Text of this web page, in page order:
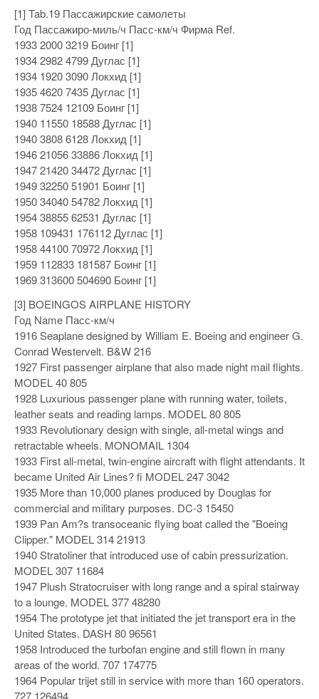
[1] Tab.19 Пассажирские самолеты
Год Пассажиро-миль/ч Пасс-км/ч Фирма Ref.
1933 2000 3219 Боинг [1]
1934 2982 4799 Дуглас [1]
1934 1920 3090 Локхид [1]
1935 4620 7435 Дуглас [1]
1938 7524 12109 Боинг [1]
1940 11550 18588 Дуглас [1]
1940 3808 6128 Локхид [1]
1946 21056 33886 Локхид [1]
1947 21420 34472 Дуглас [1]
1949 32250 51901 Боинг [1]
1950 34040 54782 Локхид [1]
1954 38855 62531 Дуглас [1]
1958 109431 176112 Дуглас [1]
1958 44100 70972 Локхид [1]
1959 112833 181587 Боинг [1]
1969 313600 504690 Боинг [1]
[3] BOEINGOS AIRPLANE HISTORY
Год Name Пасс-км/ч
1916 Seaplane designed by William E. Boeing and engineer G.
Conrad Westervelt. B&W 216
1927 First passenger airplane that also made night mail flights.
MODEL 40 805
1928 Luxurious passenger plane with running water, toilets,
leather seats and reading lamps. MODEL 80 805
1933 Revolutionary design with single, all-metal wings and
retractable wheels. MONOMAIL 1304
1933 First all-metal, twin-engine aircraft with flight attendants. It
became United Air Lines? fi MODEL 247 3042
1935 More than 10,000 planes produced by Douglas for
commercial and military purposes. DC-3 15450
1939 Pan Am?s transoceanic flying boat called the "Boeing
Clipper." MODEL 314 21913
1940 Stratoliner that introduced use of cabin pressurization.
MODEL 307 11684
1947 Plush Stratocruiser with long range and a spiral stairway
to a lounge. MODEL 377 48280
1954 The prototype jet that initiated the jet transport era in the
United States. DASH 80 96561
1958 Introduced the turbofan engine and still flown in many
areas of the world. 707 174775
1964 Popular trijet still in service with more than 160 operators.